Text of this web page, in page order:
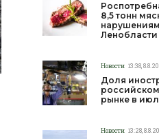
8,5 тонн
Ленобласти
Новости 13:38,
Доля
рынке в
Новости 13:28,